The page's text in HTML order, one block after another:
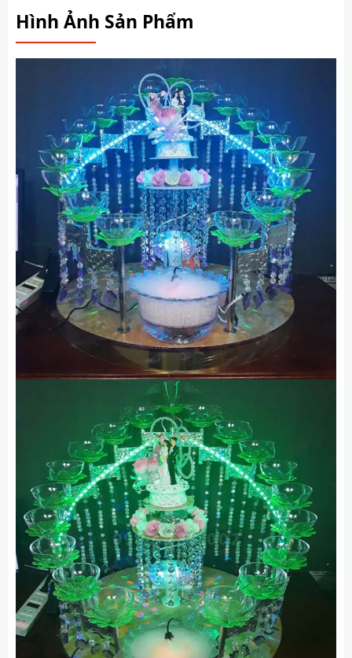
Hình Ảnh Sản Phẩm